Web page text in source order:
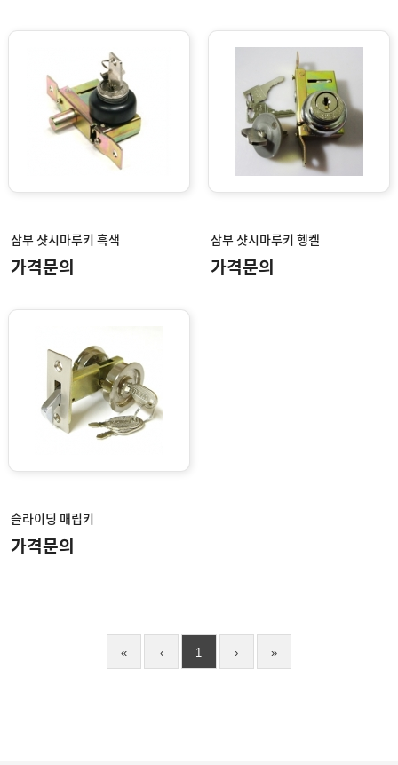
삼부 샷시마루키 흑색
가격문의
삼부 샷시마루키 헹켈
가격문의
슬라이딩 매립키
가격문의
« ‹ 1 › »